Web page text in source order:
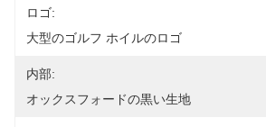
ロゴ:
大型のゴルフ ホイルのロゴ
内部:
オックスフォードの黒い生地